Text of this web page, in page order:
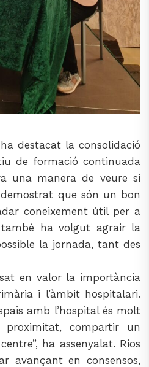
destacat la consolidació
de formació continuada
una manera de veure si
que són un bon
coneixement útil per a
també ha volgut agrair la
la jornada, tant des
en valor la importància
i l’àmbit hospitalari.
amb l’hospital és molt
compartir un
ha assenyalat. Rios
avançant en consensos,